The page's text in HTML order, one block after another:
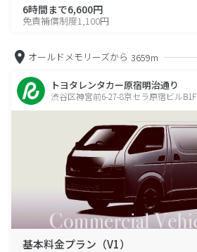
6時間まで6,600円
免責補償制度1,100円
オールドメモリーズから 3659m
トヨタレンタカー原宿明治通り
渋谷区神宮前6-27-8京セラ原宿ビルB1F
基本料金プラン（V1）